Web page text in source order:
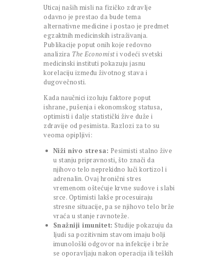
Uticaj naših misli na fizičko zdravlje
odavno je prestao da bude tema
alternativne medicine i postao je predmet
egzaktnih medicinskih istraživanja.
Publikacije poput onih koje redovno
analizira The Economisti vodeći svetski
medicinski instituti pokazuju jasnu
korelaciju između životnog stava i
dugovečnosti.
Kada naučnici izoluju faktore poput
ishrane, pušenja i ekonomskog statusa,
optimisti i dalje statistički žive duže i
zdravije od pesimista. Razlozi za to su
veoma opipljivi:
Niži nivo stresa: Pesimisti stalno žive
u stanju pripravnosti, što znači da
njihovo telo neprekidno luči kortizol i
adrenalin. Ovaj hronični stres
vremenom oštećuje krvne sudove i slabi
srce. Optimisti lakše procesuiraju
stresne situacije, pa se njihovo telo brže
vraća u stanje ravnoteže.
Snažniji imunitet: Studije pokazuju da
ljudi sa pozitivnim stavom imaju bolji
imunološki odgovor na infekcije i brže
se oporavljaju nakon operacija ili teških